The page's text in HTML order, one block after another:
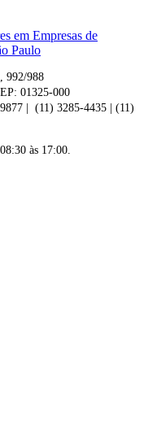
992/988
01325-000
| (11) 3285-4435 | (11)
às 17:00.